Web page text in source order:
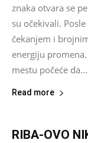
znaka otvara se
su očekivali.
čekanjem i
energiju
mestu počeće da...
Read more
RIBA-OVO